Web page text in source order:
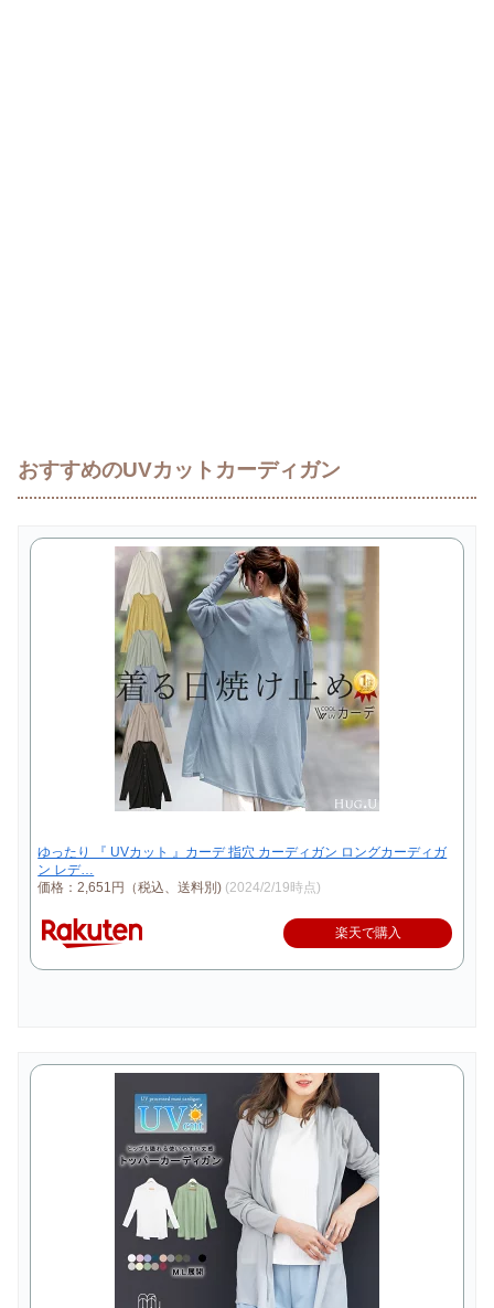
おすすめのUVカットカーディガン
ゆったり 『 UVカット 』カーデ 指穴 カーディガン ロングカーディガ
ン レデ…
価格：2,651円（税込、送料別) (2024/2/19時点)
楽天で購入